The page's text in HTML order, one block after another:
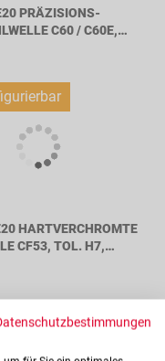
PRÄZISIONS-
C60 / C60E,
HARTVERCHROMTE
CF53, TOL. H7,